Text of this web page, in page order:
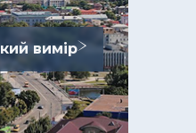
вимір